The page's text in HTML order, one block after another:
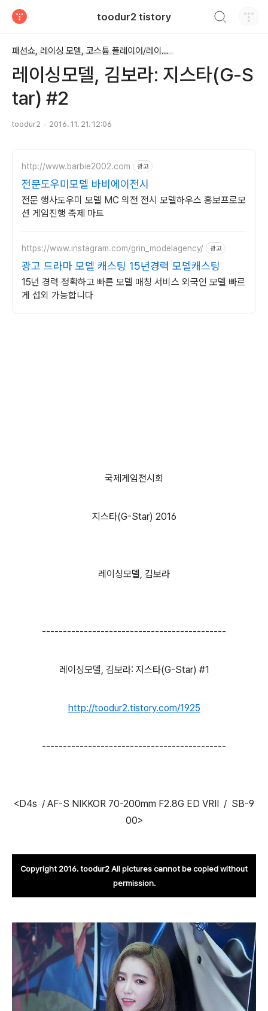
toodur2 tistory
패션쇼, 레이싱 모델, 코스튬 플레이어/레이싱모델(코스튬 플레이어 등..)
레이싱모델, 김보라: 지스타(G-S
tar) #2
toodur2 2016. 11. 21. 12:06
http://www.barbie2002.com 광고
전문도우미모델 바비에이전시
전문 행사도우미 모델 MC 의전 전시 모델하우스 홍보프로모
션 게임진행 축제 마트
https://www.instagram.com/grin_modelagency/ 광고
광고 드라마 모델 캐스팅 15년경력 모델캐스팅
15년 경력 정확하고 빠른 모델 매칭 서비스 외국인 모델 빠르
게 섭외 가능합니다
국제게임전시회
지스타(G-Star) 2016
레이싱모델, 김보라
--------------------------------------------
레이싱모델, 김보라: 지스타(G-Star) #1
http://toodur2.tistory.com/1925
--------------------------------------------
<D4s / AF-S NIKKOR 70-200mm F2.8G ED VRⅡ / SB-9
00>
Copyright 2016. toodur2 All pictures cannot be copied without
permission.